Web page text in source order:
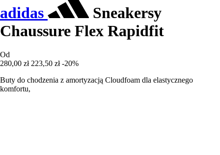
adidas
Sneakersy
Chaussure Flex Rapidfit
Od
280,00 zł 223,50 zł -20%
Buty do chodzenia z amortyzacją Cloudfoam dla elastycznego
komfortu,